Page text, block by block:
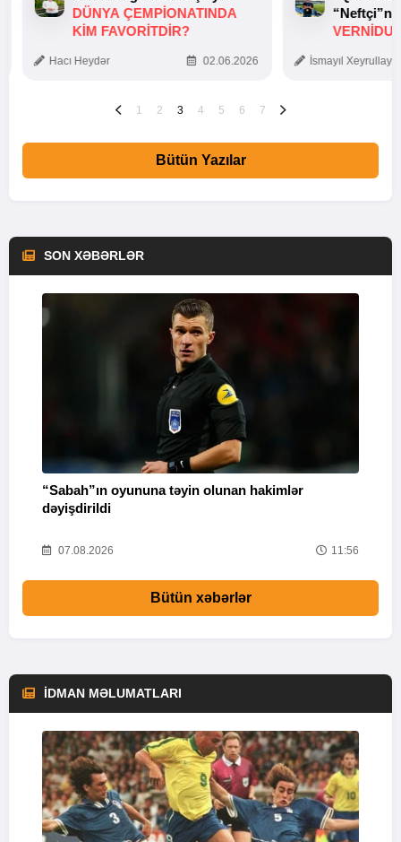
DÜNYA ÇEMPIONATINDA
KIM FAVORITDIR?
Hacı Heydər 02.06.2026 İsmayıl
1 2 3 4 5 6 7
Bütün Yazılar
SON XƏBƏRLƏR
“Sabah”ın oyununa təyin olunan hakimlər
dəyişdirildi
07.08.2026 11:56
Bütün xəbərlər
İDMAN MƏLUMATLARI